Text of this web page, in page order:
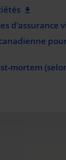
d’assurance
mortem